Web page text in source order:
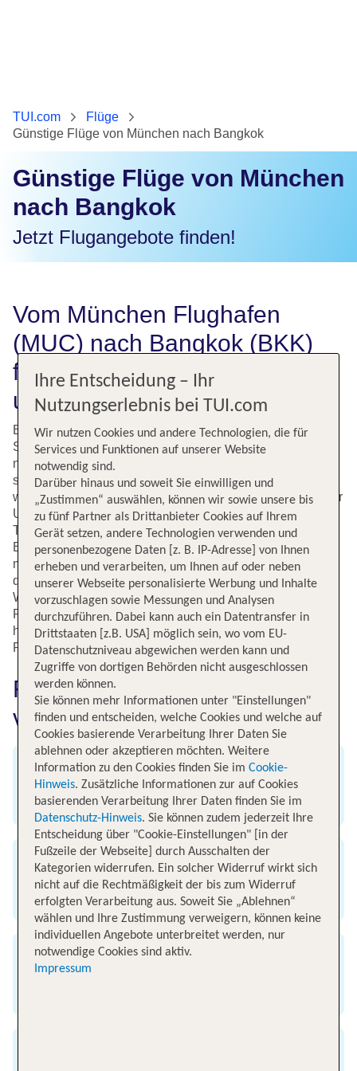
TUI.com
Flüge
Günstige Flüge von München nach Bangkok
Günstige Flüge von München
nach Bangkok
Jetzt Flugangebote finden!
Vom München Flughafen
(MUC) nach Bangkok (BKK)
fliegen: mit TUI billig buchen
und günstig verreisen
Bangkok ist eine der faszinierendsten Städte in
Südostasien. Dabei ist die thailändische Hauptstadt nicht
nur Dreh- und Angelpunkt für weitere Ziele in Thailand,
sondern auch für sich gesehen jederzeit einen Besuch
wert. Die Stadt ist gespickt mit Sehenswürdigkeiten, die für
Urlauber interessant sind. Dazu gehört zum Beispiel der
Tempel Wat Pho mit seiner 46 Meter langen liegenden
Buddhastatue. Ein weiteres Highlight ist der Königspalast
mit dem Tempel Wat Phra Kaeo. Lebendig geht es im
quirligen Chinatown, auf dem Chatuchak
Wochenendmarkt oder in der Khaosan und Rambuttri
Road zu. Einen phänomenalen Ausblick über die Stadt
hast Du von der Skybar im Hotel Lebua, der höchsten
Rooftopbar der Welt.
Fluginformationen für Flüge
von München nach Bangkok
Abflug
Flughafen München
Ankunft
Flughafen Bangkok
Flugzeit
Ihre Entscheidung – Ihr
Nutzungserlebnis bei TUI.com
Wir nutzen Cookies und andere Technologien, die für
Services und Funktionen auf unserer Website
notwendig sind.
Darüber hinaus und soweit Sie einwilligen und
„Zustimmen“ auswählen, können wir sowie unsere bis
zu fünf Partner als Drittanbieter Cookies auf Ihrem
Gerät setzen, andere Technologien verwenden und
personenbezogene Daten [z. B. IP-Adresse] von Ihnen
erheben und verarbeiten, um Ihnen auf oder neben
unserer Webseite personalisierte Werbung und Inhalte
vorzuschlagen sowie Messungen und Analysen
durchzuführen. Dabei kann auch ein Datentransfer in
Drittstaaten [z.B. USA] möglich sein, wo vom EU-
Datenschutzniveau abgewichen werden kann und
Zugriffe von dortigen Behörden nicht ausgeschlossen
werden können.
Sie können mehr Informationen unter "Einstellungen"
finden und entscheiden, welche Cookies und welche auf
Cookies basierende Verarbeitung Ihrer Daten Sie
ablehnen oder akzeptieren möchten. Weitere
Information zu den Cookies finden Sie im Cookie-
Hinweis. Zusätzliche Informationen zur auf Cookies
basierenden Verarbeitung Ihrer Daten finden Sie im
Datenschutz-Hinweis. Sie können zudem jederzeit Ihre
Entscheidung über "Cookie-Einstellungen" [in der
Fußzeile der Webseite] durch Ausschalten der
Kategorien widerrufen. Ein solcher Widerruf wirkt sich
nicht auf die Rechtmäßigkeit der bis zum Widerruf
erfolgten Verarbeitung aus. Soweit Sie „Ablehnen“
wählen und Ihre Zustimmung verweigern, können keine
individuellen Angebote unterbreitet werden, nur
notwendige Cookies sind aktiv.
Impressum